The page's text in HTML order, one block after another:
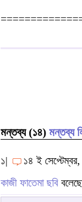
মন্তব্য (১৪) মন্তব্য
১|
১৪ ই
কাজী ফাতেমা ছবি